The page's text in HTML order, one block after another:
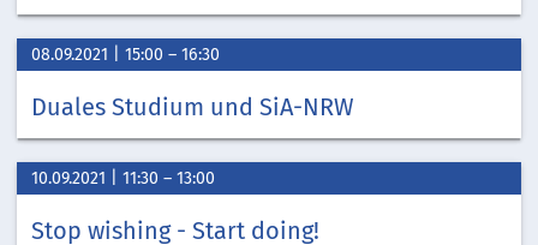
08.09.2021 15:00 – 16:30
Duales Studium und SiA-NRW
10.09.2021 11:30 – 13:00
Stop wishing - Start doing!